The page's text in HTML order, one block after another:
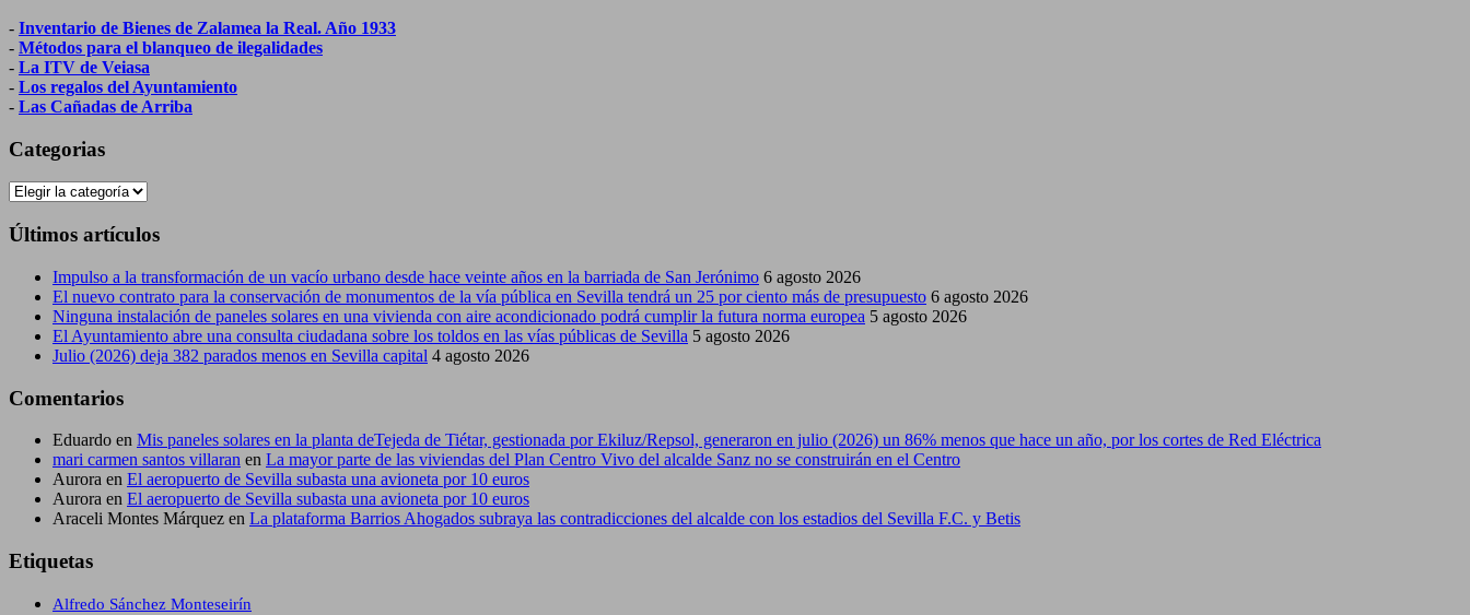
- Inventario de Bienes de Zalamea la Real. Año 1933
- Métodos para el blanqueo de ilegalidades
- La ITV de Veiasa
- Los regalos del Ayuntamiento
- Las Cañadas de Arriba
Categorias
Categorias
Últimos artículos
Impulso a la transformación de un vacío urbano desde hace veinte años en la barriada de San Jerónimo 6 agosto 2026
El nuevo contrato para la conservación de monumentos de la vía pública en Sevilla tendrá un 25 por ciento más de presupuesto 6 agosto 2026
Ninguna instalación de paneles solares en una vivienda con aire acondicionado podrá cumplir la futura norma europea 5 agosto 2026
El Ayuntamiento abre una consulta ciudadana sobre los toldos en las vías públicas de Sevilla 5 agosto 2026
Julio (2026) deja 382 parados menos en Sevilla capital 4 agosto 2026
Comentarios
Eduardo en Mis paneles solares en la planta deTejeda de Tiétar, gestionada por Ekiluz/Repsol, generaron en julio (2026) un 86% menos que hace un año, por los cortes de Red Eléctrica
mari carmen santos villaran en La mayor parte de las viviendas del Plan Centro Vivo del alcalde Sanz no se construirán en el Centro
Aurora en El aeropuerto de Sevilla subasta una avioneta por 10 euros
Aurora en El aeropuerto de Sevilla subasta una avioneta por 10 euros
Araceli Montes Márquez en La plataforma Barrios Ahogados subraya las contradicciones del alcalde con los estadios del Sevilla F.C. y Betis
Etiquetas
Alfredo Sánchez Monteseirín